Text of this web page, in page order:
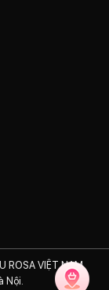
ROSA VIỆT NAM
Nội.